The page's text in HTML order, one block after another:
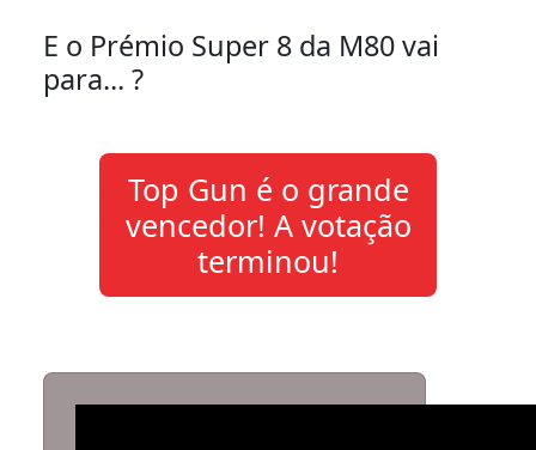
E o Prémio Super 8 da M80 vai
para... ?
Top Gun é o grande
vencedor! A votação
terminou!